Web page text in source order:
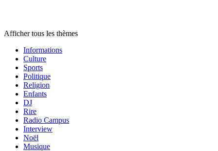
Afficher tous les thèmes
Informations
Culture
Sports
Politique
Religion
Enfants
DJ
Rire
Radio Campus
Interview
Noël
Musique